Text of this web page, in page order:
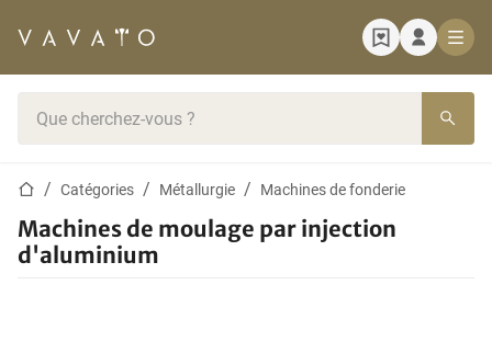
Page d'accueil
Catégories Métallurgie Machines de fonderie
Machines de moulage par injection
d'aluminium